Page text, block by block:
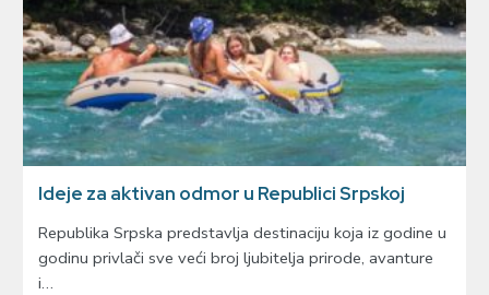
Ideje za aktivan odmor u Republici Srpskoj
Republika Srpska predstavlja destinaciju koja iz godine u
godinu privlači sve veći broj ljubitelja prirode, avanture
i…